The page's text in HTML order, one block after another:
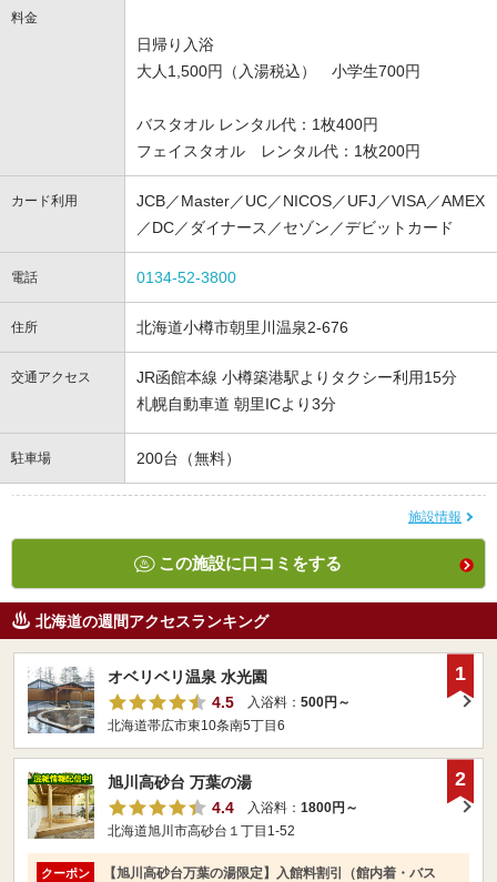
料金
日帰り入浴
大人1,500円（入湯税込） 小学生700円
バスタオル レンタル代：1枚400円
フェイスタオル レンタル代：1枚200円
カード利用
JCB／Master／UC／NICOS／UFJ／VISA／AMEX
／DC／ダイナース／セゾン／デビットカード
電話 0134-52-3800
住所 北海道小樽市朝里川温泉2-676
交通アクセス
JR函館本線 小樽築港駅よりタクシー利用15分
札幌自動車道 朝里ICより3分
駐車場 200台（無料）
施設情報
この施設に口コミをする
北海道の週間アクセスランキング
オベリベリ温泉 水光園
4.5
入浴料： 500円～
北海道帯広市東10条南5丁目6
1
旭川高砂台 万葉の湯
4.4
入浴料： 1800円～
北海道旭川市高砂台１丁目1-52
クーポン
【旭川高砂台万葉の湯限定】入館料割引（館内着・バス
2